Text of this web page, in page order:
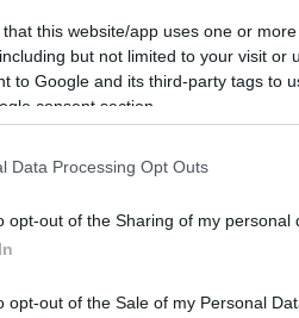
that this website/app uses one or
but not limited to your visit or
to Google and its third-party tags to
consent section.
Data Processing Opt Outs
opt-out of the Sharing of my personal
opt-out of the Sale of my Personal
la réalisation serait
logoChryslerestbien
puisque le premier